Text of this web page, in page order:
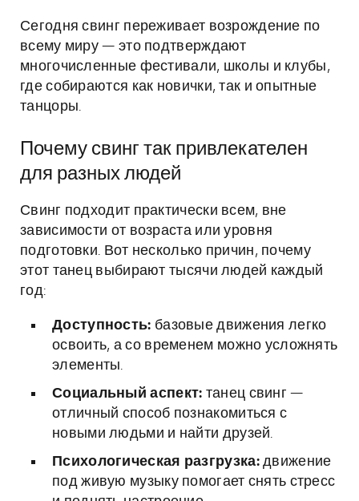
Сегодня свинг переживает возрождение по
всему миру — это подтверждают
многочисленные фестивали, школы и клубы,
где собираются как новички, так и опытные
танцоры.
Почему свинг так привлекателен
для разных людей
Свинг подходит практически всем, вне
зависимости от возраста или уровня
подготовки. Вот несколько причин, почему
этот танец выбирают тысячи людей каждый
год:
Доступность: базовые движения легко
освоить, а со временем можно усложнять
элементы.
Социальный аспект: танец свинг —
отличный способ познакомиться с
новыми людьми и найти друзей.
Психологическая разгрузка:движение
под живую музыку помогает снять стресс